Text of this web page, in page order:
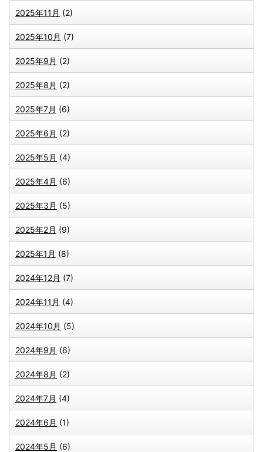
2025年11月 (2)
2025年10月 (7)
2025年9月 (2)
2025年8月 (2)
2025年7月 (6)
2025年6月 (2)
2025年5月 (4)
2025年4月 (6)
2025年3月 (5)
2025年2月 (9)
2025年1月 (8)
2024年12月 (7)
2024年11月 (4)
2024年10月 (5)
2024年9月 (6)
2024年8月 (2)
2024年7月 (4)
2024年6月 (1)
2024年5月 (6)